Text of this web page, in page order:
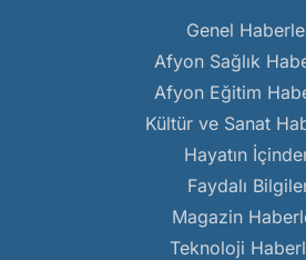
Genel
Afyon Sağlık
Afyon Eğitim
Kültür ve Sanat
Hayatın
Faydalı
Magazin
Teknoloji